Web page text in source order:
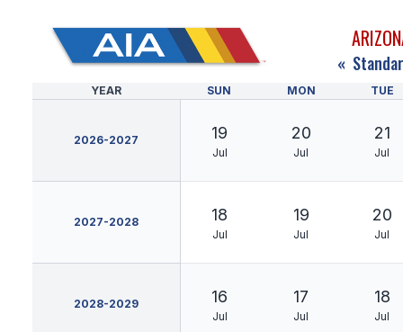
«
YEAR SUN MON TUE
2026-2027 19
Jul
20
Jul
21
Jul
2027-2028 18
Jul
19
Jul
20
Jul
2028-2029 16
Jul
17
Jul
18
Jul